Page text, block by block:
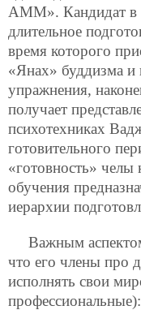
АММ». Кандидат в
длительное
время которого
«Янах» буддизма и
упражнения,
получает
психотехниках
готовительного
«готовность»
обучения
иерархии
Важным
что его члены про
исполнять свои